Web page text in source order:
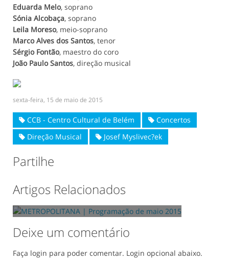
Eduarda Melo, soprano
Sónia Alcobaça, soprano
Leila Moreso, meio-soprano
Marco Alves dos Santos, tenor
Sérgio Fontão, maestro do coro
João Paulo Santos, direção musical
sexta-feira, 15 de maio de 2015
CCB - Centro Cultural de Belém
Concertos
Direção Musical
Josef Myslivec?ek
Partilhe
Artigos Relacionados
2015
Deixe um comentário
Faça login para poder comentar. Login opcional abaixo.